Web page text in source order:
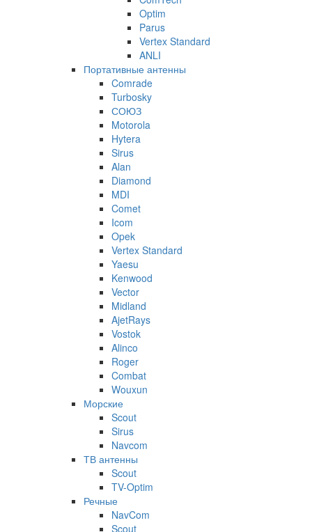
Optim
Parus
Vertex Standard
ANLI
Портативные антенны
Comrade
Turbosky
СОЮЗ
Motorola
Hytera
Sirus
Alan
Diamond
MDI
Comet
Icom
Opek
Vertex Standard
Yaesu
Kenwood
Vector
Midland
AjetRays
Vostok
Alinco
Roger
Combat
Wouxun
Морские
Scout
Sirus
Navcom
ТВ антенны
Scout
TV-Optim
Речные
NavCom
Scout